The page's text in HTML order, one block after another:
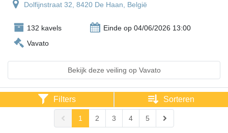
Dolfijnstraat 32, 8420 De Haan, België
132 kavels
Einde op 04/06/2026 13:00
Vavato
Bekijk deze veiling op Vavato
Filters Sorteren
1 2 3 4 5